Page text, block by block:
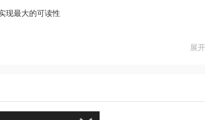
现最大的可读性
展开